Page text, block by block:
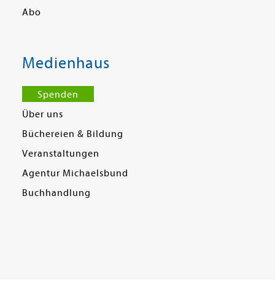
Abo
Medienhaus
Spenden
Über uns
Büchereien & Bildung
Veranstaltungen
Agentur Michaelsbund
Buchhandlung